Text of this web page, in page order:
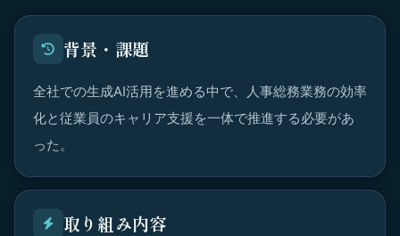
背景・課題
全社での生成AI活用を進める中で、人事総務業務の効率
化と従業員のキャリア支援を一体で推進する必要があ
った。
取り組み内容